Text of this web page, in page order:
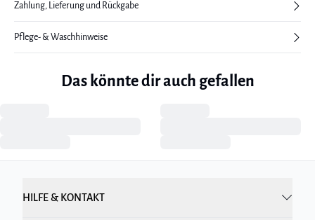
Zahlung, Lieferung und Rückgabe
Pflege- & Waschhinweise
Das könnte dir auch gefallen
HILFE & KONTAKT